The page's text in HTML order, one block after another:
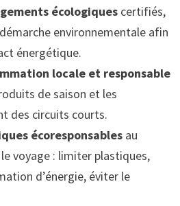
écologiquescertifiés,
environnementale afin
énergétique.
locale et responsable
de saison et les
des circuits courts.
écoresponsablesau
voyage : limiter plastiques,
d’énergie, éviter le